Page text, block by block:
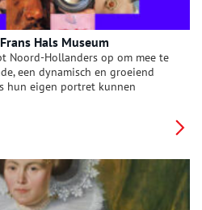
Hals Museum
Noord-Hollanders op om mee te
een dynamisch en groeiend
hun eigen portret kunnen
van Noord-Holland – Nieuwe
eeuwse portretten, die vooral de
de tentoonstelling nu een
huidige bewoners van de